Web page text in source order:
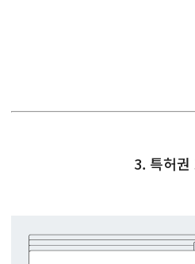
3. 특허권